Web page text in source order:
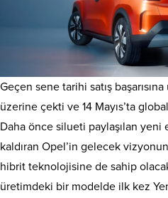
Geçen sene tarihi satış
üzerine çekti ve 14 Mayıs’ta
Daha önce silueti paylaşılan yeni
kaldıran Opel’in gelecek
hibrit teknolojisine de sahip
üretimdeki bir modelde ilk kez